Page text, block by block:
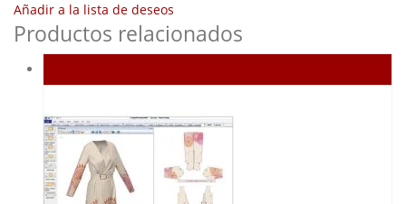
Añadir a la lista de deseos
Productos relacionados